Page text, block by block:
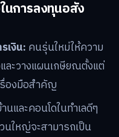
นการลงทุนอสัง
เงิน: คนรุ่นใหม่ให้ความ
ะวางแผนเกษียณตั้งแต่
รื่องมือสำคัญ
นและคอนโดในทำเลดีๆ
ใหญ่จะสามารถเป็น